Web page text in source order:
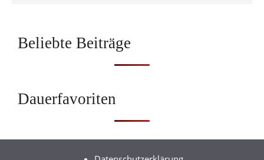
Beliebte Beiträge
Dauerfavoriten